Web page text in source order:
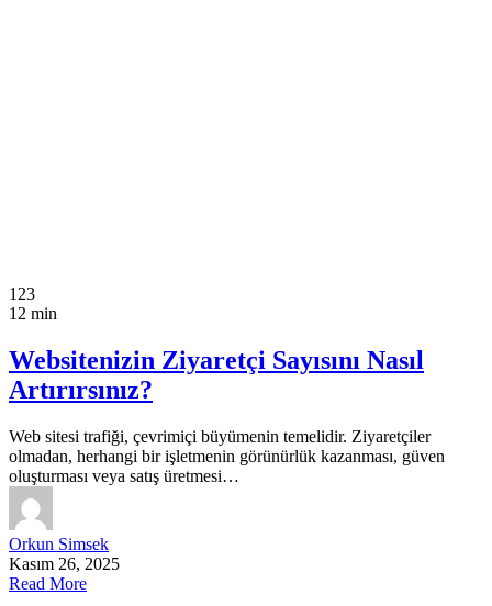
123
12 min
Websitenizin Ziyaretçi Sayısını Nasıl
Artırırsınız?
Web sitesi trafiği, çevrimiçi büyümenin temelidir. Ziyaretçiler
olmadan, herhangi bir işletmenin görünürlük kazanması, güven
oluşturması veya satış üretmesi…
Orkun Simsek
Kasım 26, 2025
Read More